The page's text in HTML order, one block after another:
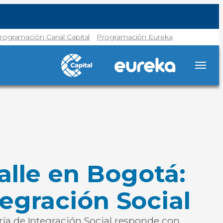
Canal Capital Programación Eureka
en Bogotá:
Social
de Integración Social responde con